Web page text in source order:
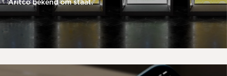
Aritco bekend om staat.